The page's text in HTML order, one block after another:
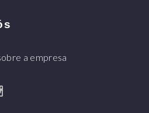
a empresa